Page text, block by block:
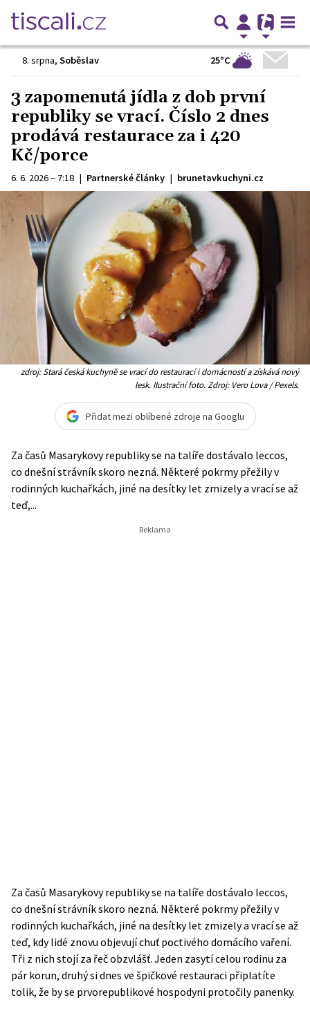
8. srpna, Soběslav 25°C
3 zapomenutá jídla z dob první
republiky se vrací. Číslo 2 dnes
prodává restaurace za i 420
Kč/porce
6. 6. 2026 – 7:18 | Partnerské články | brunetavkuchyni.cz
zdroj: Stará česká kuchyně se vrací do restaurací i domácností a získává nový
lesk. Ilustrační foto. Zdroj: Vero Lova / Pexels.
Přidat mezi oblíbené zdroje na Googlu
Za časů Masarykovy republiky se na talíře dostávalo leccos,
co dnešní strávník skoro nezná. Některé pokrmy přežily v
rodinných kuchařkách, jiné na desítky let zmizely a vrací se až
teď,...
Za časů Masarykovy republiky se na talíře dostávalo leccos,
co dnešní strávník skoro nezná. Některé pokrmy přežily v
rodinných kuchařkách, jiné na desítky let zmizely a vrací se až
teď, kdy lidé znovu objevují chuť poctivého domácího vaření.
Tři z nich stojí za řeč obzvlášť. Jeden zasytí celou rodinu za
pár korun, druhý si dnes ve špičkové restauraci připlatíte
tolik, že by se prvorepublikové hospodyni protočily panenky.